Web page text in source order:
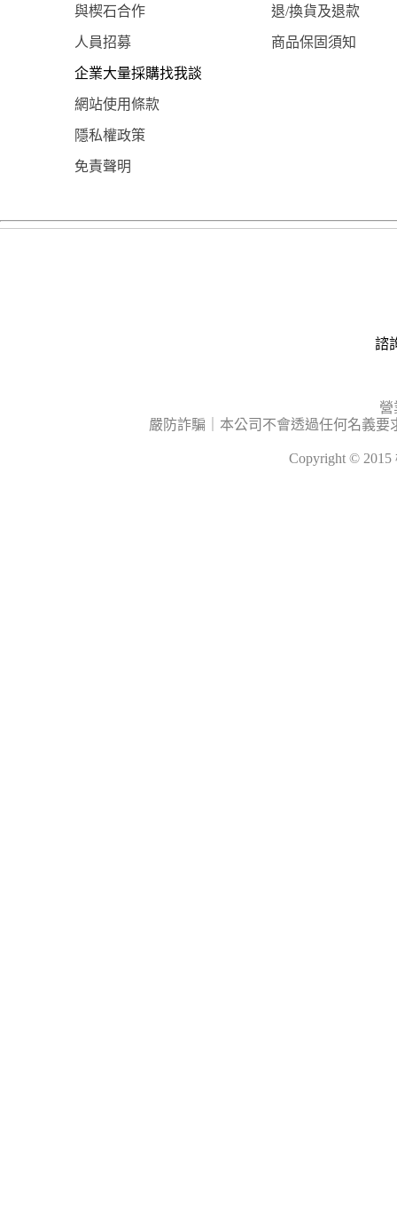
與楔石合作 退/換貨及退款
人員招募 商品保固須知
企業大量採購找我談
網站使用條款
隱私權政策
免責聲明
諮
營
嚴防詐騙｜本公司不會透過任何名義
Copyright ©